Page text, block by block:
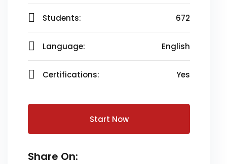
Students: 672
Language: English
Certifications: Yes
Start Now
Share On: